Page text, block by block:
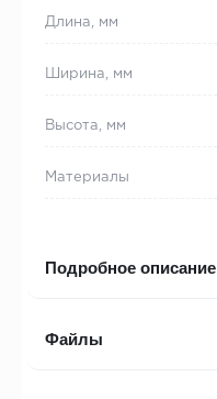
Длина, мм
Ширина, мм
Высота, мм
Материалы
Подробное описание
Файлы